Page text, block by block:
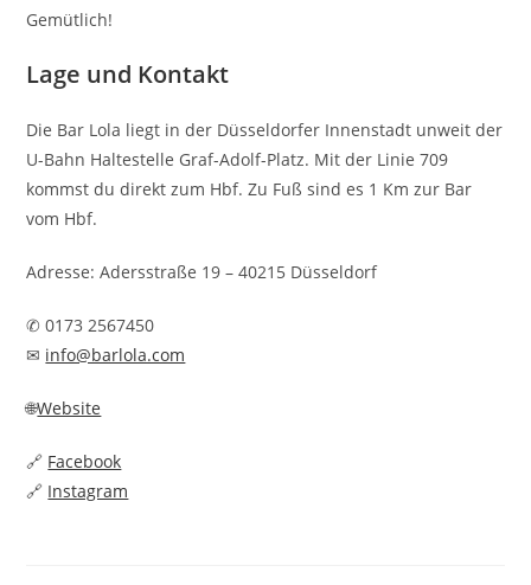
Gemütlich!
Lage und Kontakt
Die Bar Lola liegt in der Düsseldorfer Innenstadt unweit der
U-Bahn Haltestelle Graf-Adolf-Platz. Mit der Linie 709
kommst du direkt zum Hbf. Zu Fuß sind es 1 Km zur Bar
vom Hbf.
Adresse: Adersstraße 19 – 40215 Düsseldorf
✆ 0173 2567450
✉ info@barlola.com
🌐Website
🔗 Facebook
🔗 Instagram